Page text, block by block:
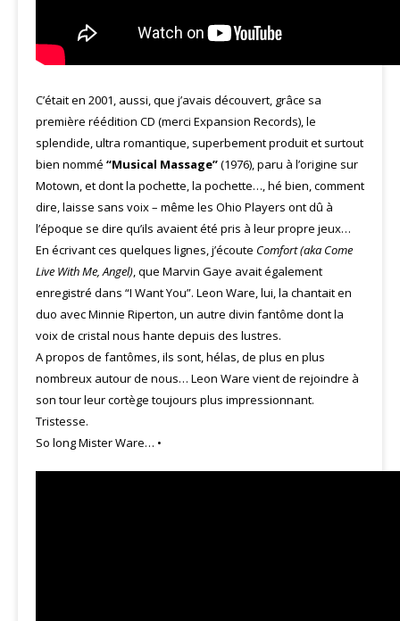
C’était en 2001, aussi, que j’avais découvert, grâce sa
première réédition CD (merci Expansion Records), le
splendide, ultra romantique, superbement produit et surtout
bien nommé “Musical Massage”(1976), paru à l’origine sur
Motown, et dont la pochette, la pochette…, hé bien, comment
dire, laisse sans voix – même les Ohio Players ont dû à
l’époque se dire qu’ils avaient été pris à leur propre jeux…
En écrivant ces quelques lignes, j’écoute Comfort (aka Come
Live With Me, Angel), que Marvin Gaye avait également
enregistré dans “I Want You”. Leon Ware, lui, la chantait en
duo avec Minnie Riperton, un autre divin fantôme dont la
voix de cristal nous hante depuis des lustres.
A propos de fantômes, ils sont, hélas, de plus en plus
nombreux autour de nous… Leon Ware vient de rejoindre à
son tour leur cortège toujours plus impressionnant.
Tristesse.
So long Mister Ware… •